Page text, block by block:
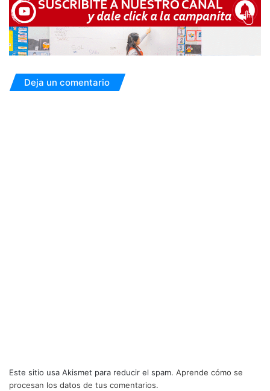
Deja un comentario
Este sitio usa Akismet para reducir el spam. Aprende cómo se
procesan los datos de tus comentarios.